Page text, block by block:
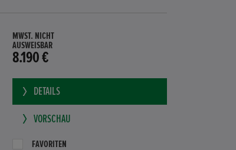
MWST. NICHT
AUSWEISBAR
8.190 €
DETAILS
VORSCHAU
FAVORITEN